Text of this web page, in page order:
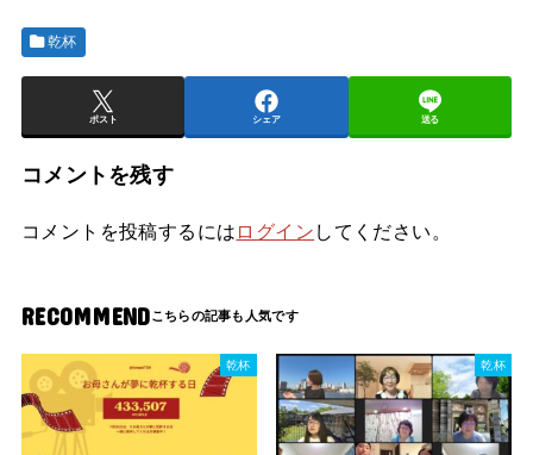
乾杯
ポスト シェア 送る
コメントを残す
コメントを投稿するには ログイン してください。
RECOMMEND
乾杯 乾杯